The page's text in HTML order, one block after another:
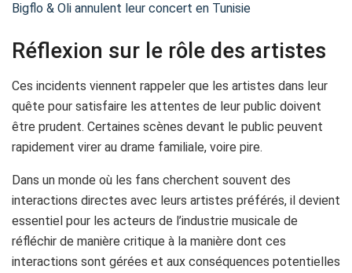
Bigflo & Oli annulent leur concert en Tunisie
Réflexion sur le rôle des artistes
Ces incidents viennent rappeler que les artistes dans leur
quête pour satisfaire les attentes de leur public doivent
être prudent. Certaines scènes devant le public peuvent
rapidement virer au drame familiale, voire pire.
Dans un monde où les fans cherchent souvent des
interactions directes avec leurs artistes préférés, il devient
essentiel pour les acteurs de l’industrie musicale de
réfléchir de manière critique à la manière dont ces
interactions sont gérées et aux conséquences potentielles